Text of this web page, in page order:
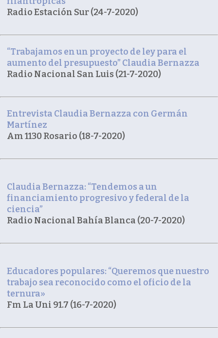
Radio Estación Sur (24-7-2020)
“Trabajamos en un proyecto de ley para el
aumento del presupuesto” Claudia Bernazza
Radio Nacional San Luis (21-7-2020)
Entrevista Claudia Bernazza con Germán
Martínez
Am 1130 Rosario (18-7-2020)
Claudia Bernazza: “Tendemos a un
financiamiento progresivo y federal de la
ciencia”
Radio Nacional Bahía Blanca (20-7-2020)
Educadores populares: “Queremos que nuestro
trabajo sea reconocido como el oficio de la
ternura»
Fm La Uni 91.7 (16-7-2020)